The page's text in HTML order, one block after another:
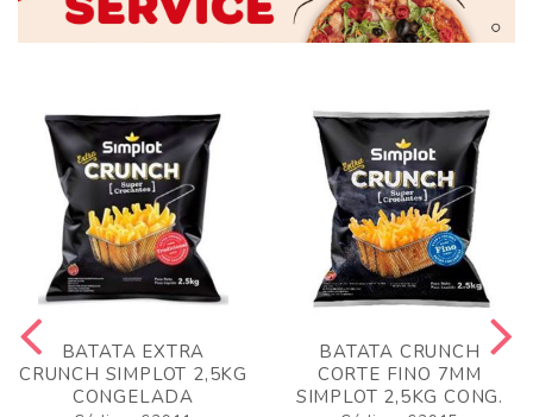
BATATA EXTRA
CRUNCH SIMPLOT 2,5KG
CONGELADA
BATATA CRUNCH
CORTE FINO 7MM
SIMPLOT 2,5KG CONG.